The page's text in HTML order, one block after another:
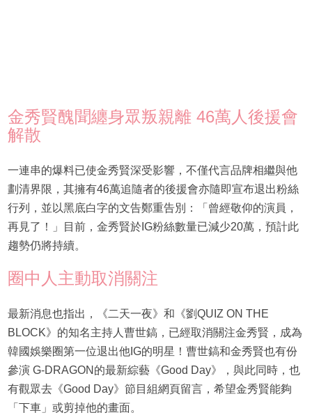
金秀賢醜聞纏身眾叛親離 46萬人後援會
解散
一連串的爆料已使金秀賢深受影響，不僅代言品牌相繼與他
劃清界限，其擁有46萬追隨者的後援會亦隨即宣布退出粉絲
行列，並以黑底白字的文告鄭重告別：「曾經敬仰的演員，
再見了！」目前，金秀賢於IG粉絲數量已減少20萬，預計此
趨勢仍將持續。
圈中人主動取消關注
最新消息也指出，《二天一夜》和《劉QUIZ ON THE
BLOCK》的知名主持人曹世鎬，已經取消關注金秀賢，成為
韓國娛樂圈第一位退出他IG的明星！曹世鎬和金秀賢也有份
參演 G-DRAGON的最新綜藝《Good Day》，與此同時，也
有觀眾去《Good Day》節目組網頁留言，希望金秀賢能夠
「下車」或剪掉他的畫面。